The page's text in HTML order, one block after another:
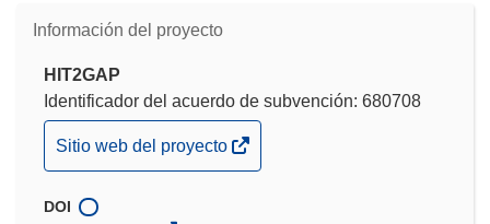
Información del proyecto
HIT2GAP
Identificador del acuerdo de subvención: 680708
(se
abrirá
Sitio web del proyecto
DOI